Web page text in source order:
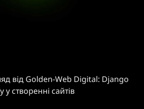
від Golden-Web Digital: Django
створенні сайтів